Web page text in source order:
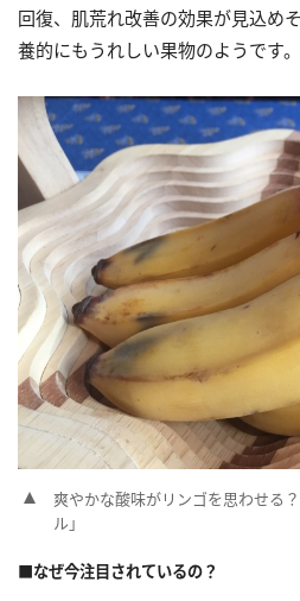
回復、肌荒れ改善の効果が見込め
養的にもうれしい果物のようです。
爽やかな酸味がリンゴを思わせる
ル」
■なぜ今注目されているの？